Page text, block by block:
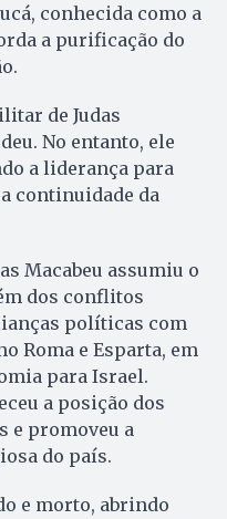
conhecida como a
a purificação do
de Judas
No entanto, ele
a liderança para
continuidade da
Macabeu assumiu o
dos conflitos
políticas com
Roma e Esparta, em
para Israel.
a posição dos
e promoveu a
do país.
e morto, abrindo